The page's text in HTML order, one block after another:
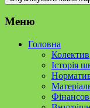
Меню
Головна
Колектив
Історія